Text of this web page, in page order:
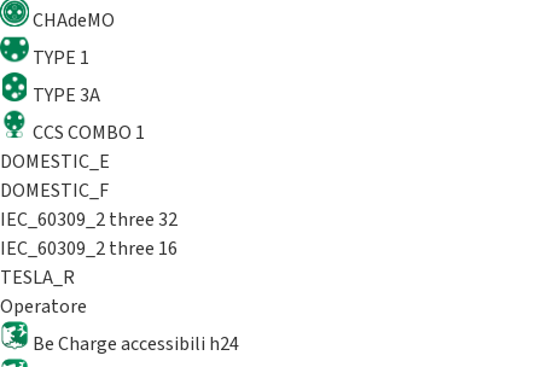
CHAdeMO
TYPE 1
TYPE 3A
CCS COMBO 1
DOMESTIC_E
DOMESTIC_F
IEC_60309_2 three 32
IEC_60309_2 three 16
TESLA_R
Operatore
Be Charge accessibili h24